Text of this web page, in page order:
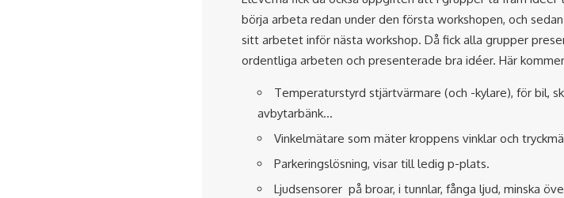
börja arbeta redan under den första workshopen, och
sitt arbetet inför nästa workshop. Då fick alla grupper
ordentliga arbeten och presenterade bra idéer. Här
Temperaturstyrd stjärtvärmare (och -kylare), för bil,
avbytarbänk…
Vinkelmätare som mäter kroppens vinklar och
Parkeringslösning, visar till ledig p-plats.
Ljudsensorer på broar, i tunnlar, fånga ljud, minska